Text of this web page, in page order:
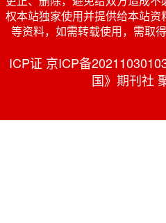
权本站独家使用并提供给本站
等资料，如需转载使用，需取
ICP证 京ICP备
国》期刊社